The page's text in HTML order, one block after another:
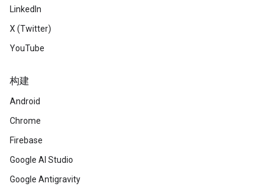
LinkedIn
X (Twitter)
YouTube
构建
Android
Chrome
Firebase
Google AI Studio
Google Antigravity